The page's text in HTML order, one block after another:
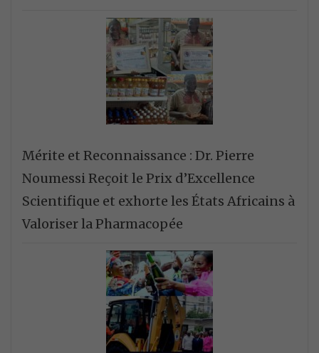
Mérite et Reconnaissance : Dr. Pierre
Noumessi Reçoit le Prix d’Excellence
Scientifique et exhorte les États Africains à
Valoriser la Pharmacopée